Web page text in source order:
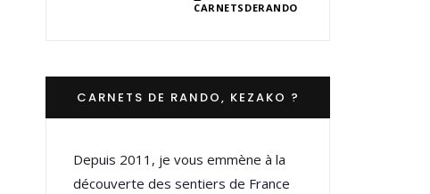
CARNETSDERANDO
CARNETS DE RANDO, KEZAKO ?
Depuis 2011, je vous emmène à la
découverte des sentiers de France